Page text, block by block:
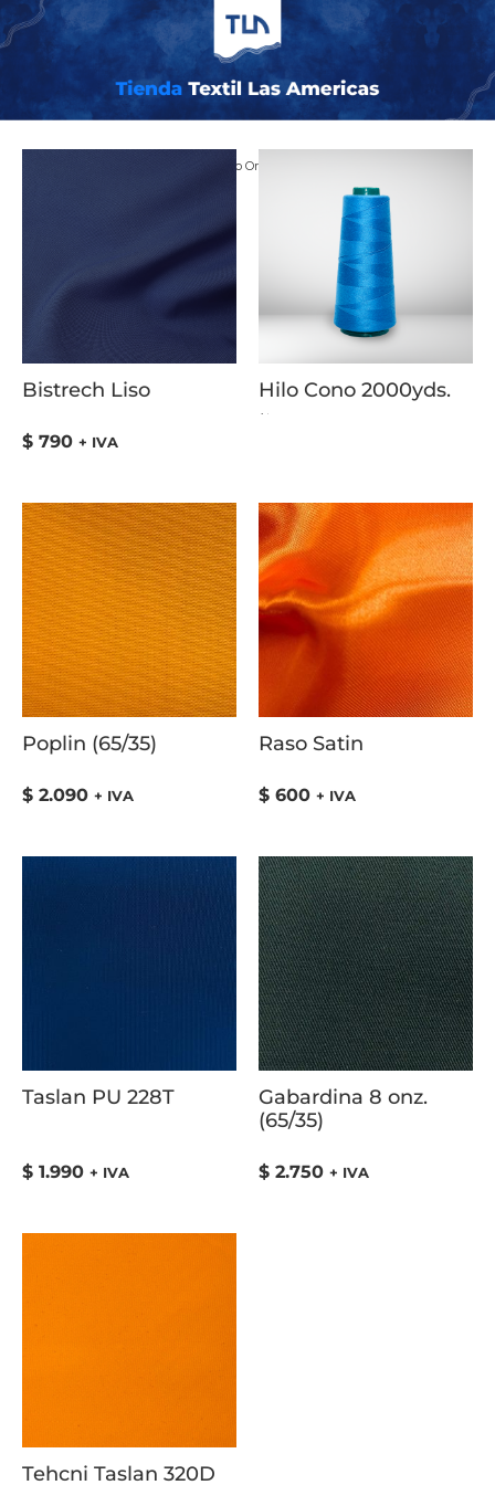
/ COLOR del producto / Amarillo Oro
Bistrech Liso
$ 790 + IVA
Hilo Cono 2000yds.
Poplin (65/35)
$ 2.090 + IVA
Raso Satin
$ 600 + IVA
Taslan PU 228T
$ 1.990 + IVA
Gabardina 8 onz.
(65/35)
$ 2.750 + IVA
Tehcni Taslan 320D